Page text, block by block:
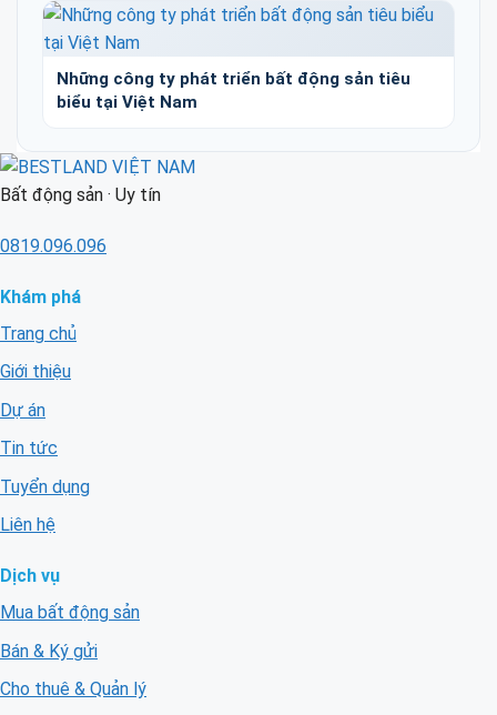
Những công ty phát triển bất động sản tiêu
biểu tại Việt Nam
Bất động sản · Uy tín
0819.096.096
Khám phá
Trang chủ
Giới thiệu
Dự án
Tin tức
Tuyển dụng
Liên hệ
Dịch vụ
Mua bất động sản
Bán & Ký gửi
Cho thuê & Quản lý